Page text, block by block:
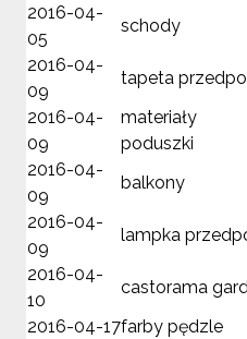
2016-04-
05
schody
2016-04-
09
tapeta
2016-04-
09
materiały
poduszki
2016-04-
09
balkony
2016-04-
09
lampka
2016-04-
10
castorama
2016-04-17farby pędzle